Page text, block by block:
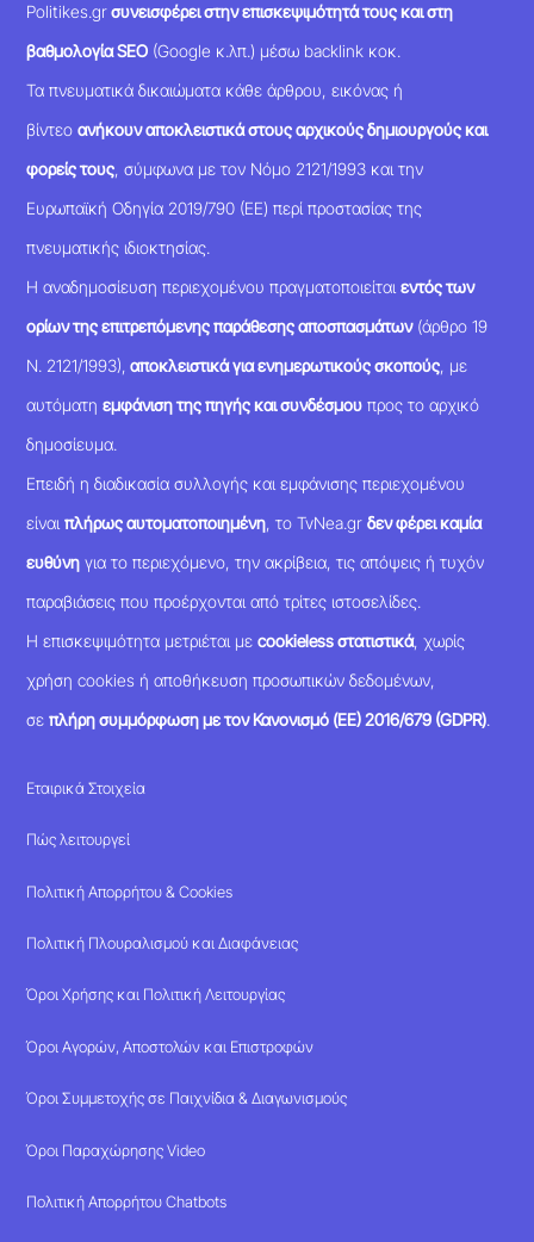
Politikes.grσυνεισφέρει στην επισκεψιμότητά τους και στη
βαθμολογία SEO (Google κ.λπ.) μέσω backlink κοκ.
Τα πνευματικά δικαιώματα κάθε άρθρου, εικόνας ή
βίντεοανήκουν αποκλειστικά στους αρχικούς δημιουργούς και
φορείς τους , σύμφωνα με τον Νόμο 2121/1993 και την
Ευρωπαϊκή Οδηγία 2019/790 (ΕΕ) περί προστασίας της
πνευματικής ιδιοκτησίας.
Η αναδημοσίευση περιεχομένου πραγματοποιείταιεντός των
ορίων της επιτρεπόμενης παράθεσης αποσπασμάτων(άρθρο 19
Ν. 2121/1993), αποκλειστικά για ενημερωτικούς σκοπούς , με
αυτόματηεμφάνιση της πηγής και συνδέσμου προς το αρχικό
δημοσίευμα.
Επειδή η διαδικασία συλλογής και εμφάνισης περιεχομένου
είναιπλήρως αυτοματοποιημένη , το TvNea.grδεν φέρει καμία
ευθύνη για το περιεχόμενο, την ακρίβεια, τις απόψεις ή τυχόν
παραβιάσεις που προέρχονται από τρίτες ιστοσελίδες.
Η επισκεψιμότητα μετριέται μεcookieless στατιστικά, χωρίς
χρήση cookies ή αποθήκευση προσωπικών δεδομένων,
σεπλήρη συμμόρφωση με τον Κανονισμό (ΕΕ) 2016/679 (GDPR).
Εταιρικά Στοιχεία
Πώς λειτουργεί
Πολιτική Απορρήτου & Cookies
Πολιτική Πλουραλισμού και Διαφάνειας
Όροι Χρήσης και Πολιτική Λειτουργίας
Όροι Αγορών, Αποστολών και Επιστροφών
Όροι Συμμετοχής σε Παιχνίδια & Διαγωνισμούς
Όροι Παραχώρησης Video
Πολιτική Απορρήτου Chatbots